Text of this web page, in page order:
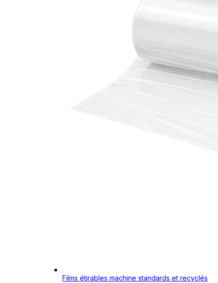
Films étirables machine standards et recyclés